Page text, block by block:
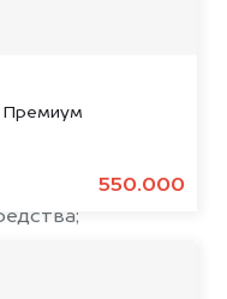
Премиум
550.000